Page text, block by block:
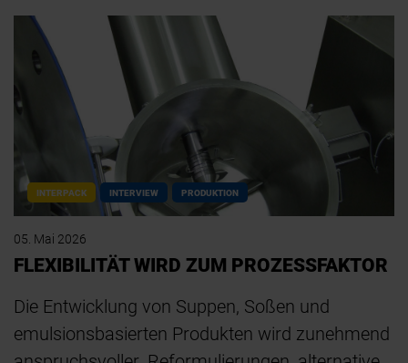
INTERPACK INTERVIEW PRODUKTION
05. Mai 2026
FLEXIBILITÄT WIRD ZUM PROZESSFAKTOR
Die Entwicklung von Suppen, Soßen und
emulsionsbasierten Produkten wird zunehmend